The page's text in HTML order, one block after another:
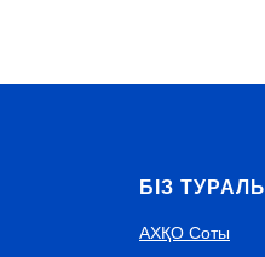
БІЗ ТУРАЛЫ
АХҚО Соты